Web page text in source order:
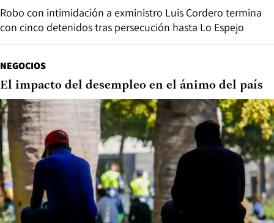
Robo con intimidación a exministro Luis Cordero termina
con cinco detenidos tras persecución hasta Lo Espejo
NEGOCIOS
El impacto del desempleo en el ánimo del país